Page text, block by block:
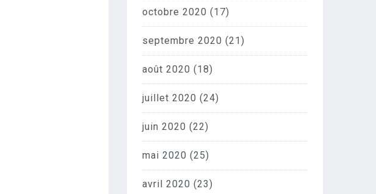
octobre 2020 (17)
septembre 2020 (21)
août 2020 (18)
juillet 2020 (24)
juin 2020 (22)
mai 2020 (25)
avril 2020 (23)